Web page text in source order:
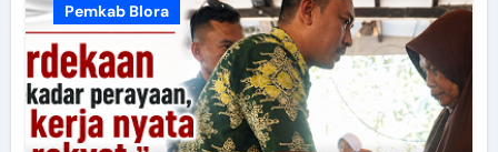
Pemkab Blora